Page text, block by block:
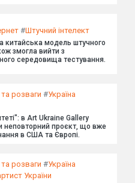
#Штучний інтелект
китайська модель штучного
змогла вийти з
середовища тестування.
розваги #Україна
в Art Ukraine Gallery
неповторний проєкт, що вже
в США та Європі.
розваги #Україна
України